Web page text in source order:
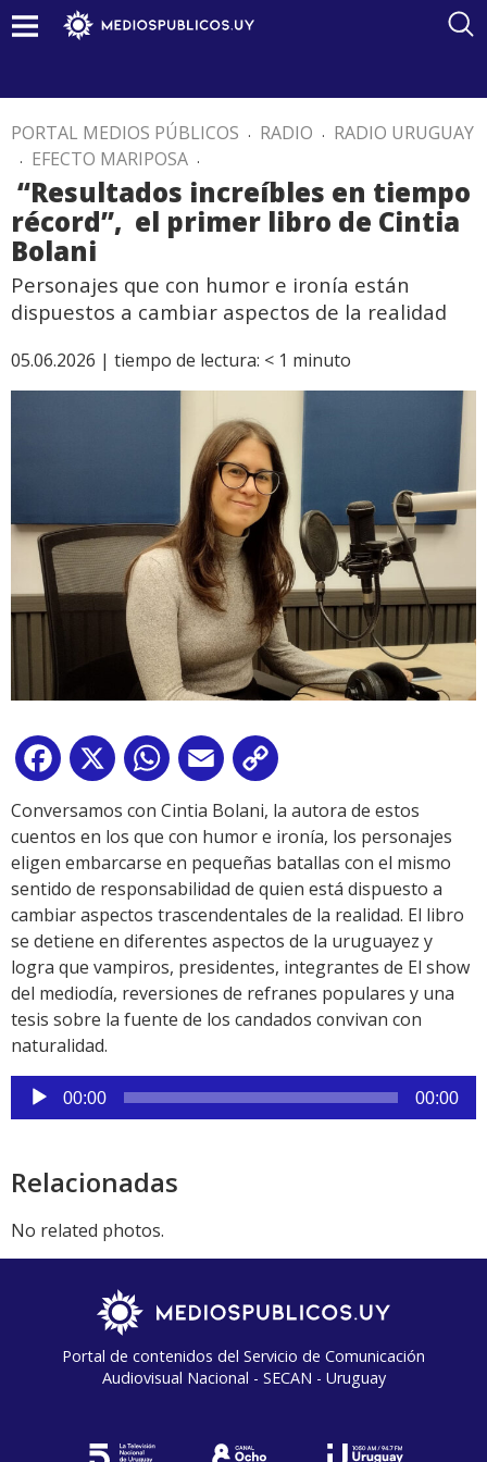
PORTAL MEDIOS PÚBLICOS . RADIO . RADIO URUGUAY
. EFECTO MARIPOSA .
“Resultados increíbles en tiempo
récord”, el primer libro de Cintia
Bolani
Personajes que con humor e ironía están
dispuestos a cambiar aspectos de la realidad
05.06.2026 | tiempo de lectura: < 1 minuto
Facebook
X WhatsApp
Email
Link
Conversamos con Cintia Bolani, la autora de estos
cuentos en los que con humor e ironía, los personajes
eligen embarcarse en pequeñas batallas con el mismo
sentido de responsabilidad de quien está dispuesto a
cambiar aspectos trascendentales de la realidad. El libro
se detiene en diferentes aspectos de la uruguayez y
logra que vampiros, presidentes, integrantes de El show
del mediodía, reversiones de refranes populares y una
tesis sobre la fuente de los candados convivan con
naturalidad.
Reproductor
de
00:00 00:00
Relacionadas
No related photos.
Portal de contenidos del Servicio de Comunicación
Audiovisual Nacional - SECAN - Uruguay